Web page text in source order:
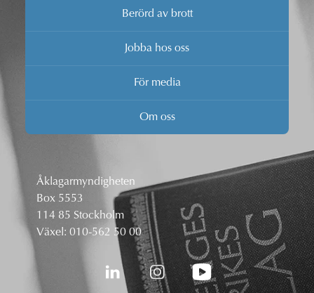
Berörd av brott
Jobba hos oss
För media
Om oss
Åklagarmyndigheten
Box 5553
114 85 Stockholm
Växel: 010-562 50 00